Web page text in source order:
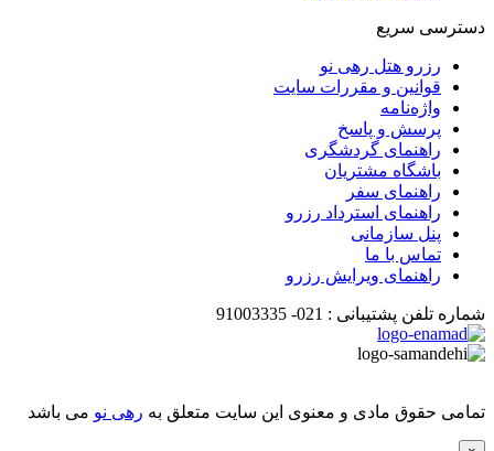
دسترسی سریع
رزرو هتل رهی نو
قوانین و مقررات سایت
واژه‌نامه
پرسش و پاسخ
راهنمای گردشگری
باشگاه مشتریان
راهنمای سفر
راهنمای استرداد رزرو
پنل سازمانی
تماس با ما
راهنمای ویرایش رزرو
شماره تلفن پشتیبانی : 021-
91003335
تمامی حقوق مادی و معنوی این سایت متعلق به رهی نو می باشد